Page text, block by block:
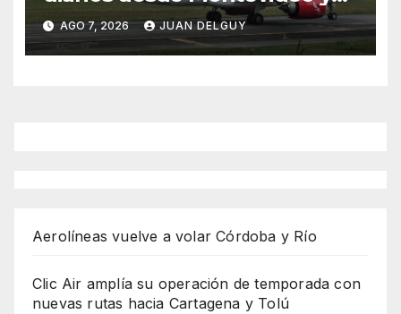
Asunción hacia Bogotá
AGO 7, 2026 JUAN DELGUY
Aerolíneas vuelve a volar Córdoba y Río
Clic Air amplía su operación de temporada con
nuevas rutas hacia Cartagena y Tolú